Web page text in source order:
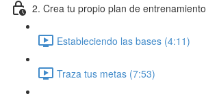
2. Crea tu propio plan de entrenamiento
Estableciendo las bases (4:11)
Traza tus metas (7:53)